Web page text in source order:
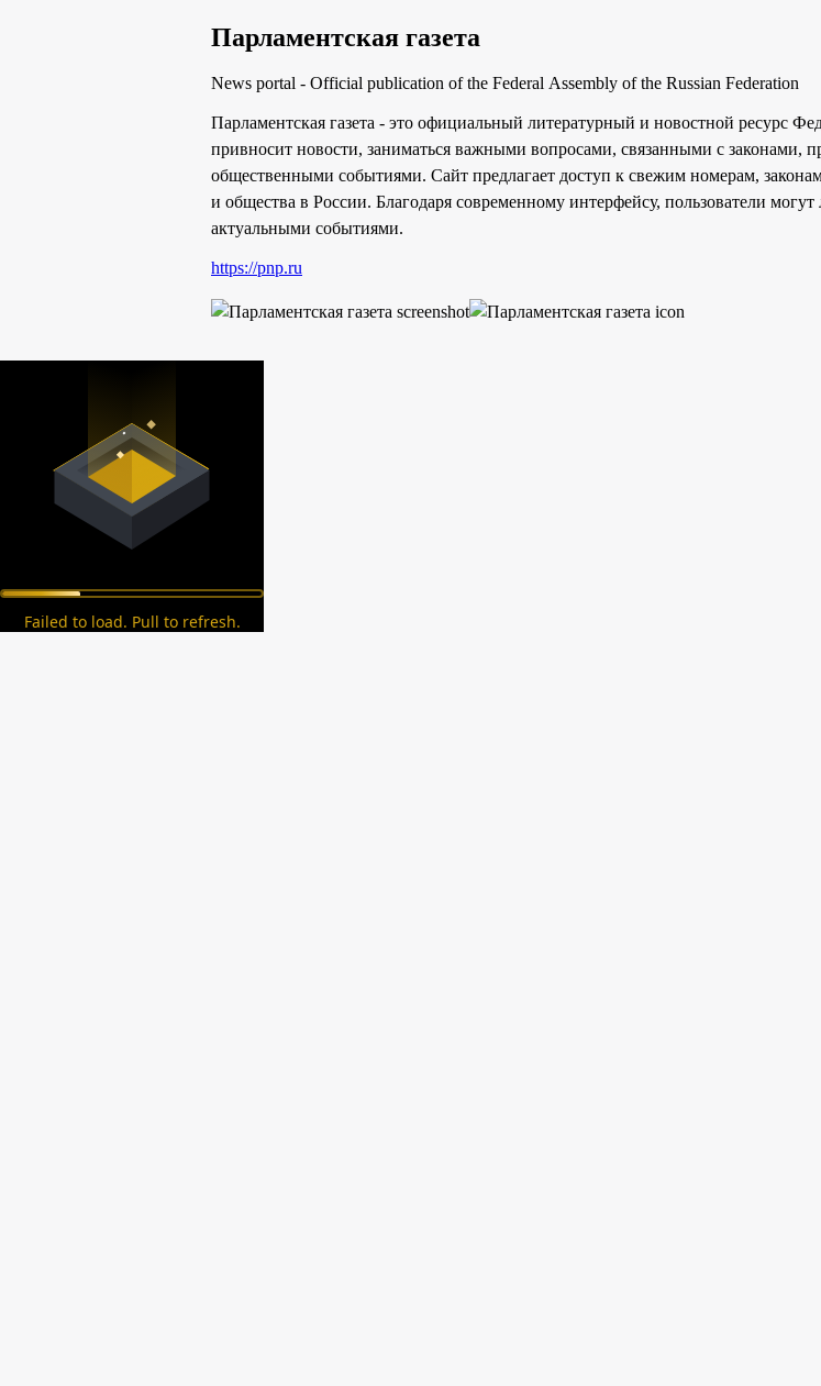
Парламентская газета
News portal - Official publication of the Federal Assembly of the Russian Federation
Парламентская газета - это официальный литературный и новостной ресурс
привносит новости, заниматься важными вопросами, связанными с законами,
общественными событиями. Сайт предлагает доступ к свежим номерам,
и общества в России. Благодаря современному интерфейсу, пользователи
актуальными событиями.
https://pnp.ru
Failed to load. Pull to refresh.